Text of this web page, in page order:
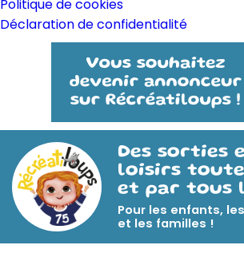
Politique de cookies
Déclaration de confidentialité
Des sorties
loisirs toute
et par tous
Pour les enfants,
et les familles !